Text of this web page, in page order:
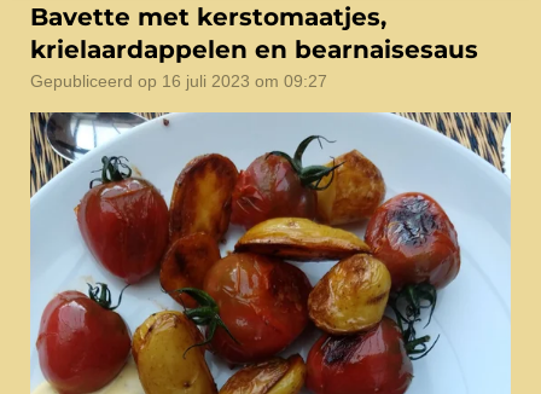
Bavette met kerstomaatjes,
krielaardappelen en bearnaisesaus
Gepubliceerd op 16 juli 2023 om 09:27